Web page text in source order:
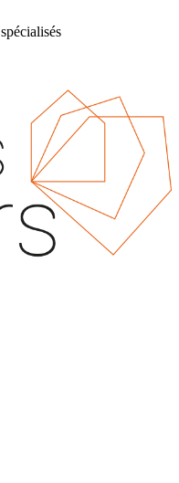
spécialisés